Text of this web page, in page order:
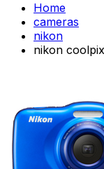
Home
cameras
nikon
nikon